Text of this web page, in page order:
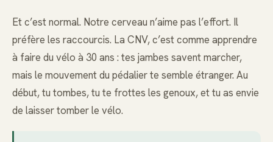
Et c’est normal. Notre cerveau n’aime pas l’effort. Il
préfère les raccourcis. La CNV, c’est comme apprendre
à faire du vélo à 30 ans : tes jambes savent marcher,
mais le mouvement du pédalier te semble étranger. Au
début, tu tombes, tu te frottes les genoux, et tu as envie
de laisser tomber le vélo.